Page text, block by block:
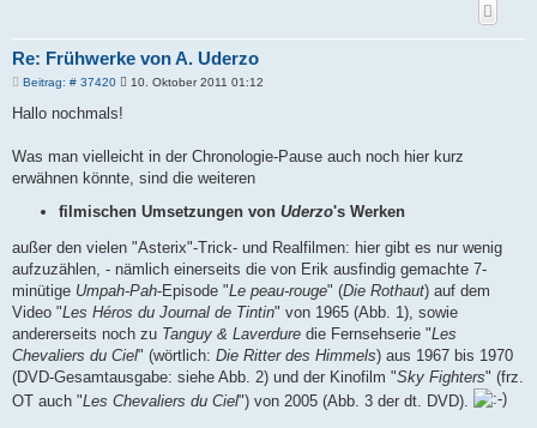
Re: Frühwerke von A. Uderzo
Beitrag: # 37420B
i
a
10. Oktober 2011 01:12
Hallo nochmals!
Was man vielleicht in der Chronologie-Pause auch noch hier kurz
erwähnen könnte, sind die weiteren
filmischen Umsetzungen von Uderzo's Werken
außer den vielen "Asterix"-Trick- und Realfilmen: hier gibt es nur wenig
aufzuzählen, - nämlich einerseits die von Erik ausfindig gemachte 7-
minütige Umpah-Pah-Episode "Le peau-rouge" (Die Rothaut) auf dem
Video "Les Héros du Journal de Tintin" von 1965 (Abb. 1), sowie
andererseits noch zu Tanguy & Laverdure die Fernsehserie "Les
Chevaliers du Ciel" (wörtlich: Die Ritter des Himmels) aus 1967 bis 1970
(DVD-Gesamtausgabe: siehe Abb. 2) und der Kinofilm "Sky Fighters" (frz.
OT auch "Les Chevaliers du Ciel") von 2005 (Abb. 3 der dt. DVD).